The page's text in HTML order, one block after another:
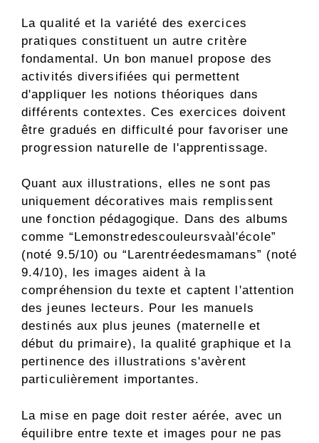
La qualité et la variété des exercices
pratiques constituent un autre critère
fondamental. Un bon manuel propose des
activités diversifiées qui permettent
d'appliquer les notions théoriques dans
différents contextes. Ces exercices doivent
être gradués en difficulté pour favoriser une
progression naturelle de l'apprentissage.
Quant aux illustrations, elles ne sont pas
uniquement décoratives mais remplissent
une fonction pédagogique. Dans des albums
comme “Lemonstredescouleursvaàl'école”
(noté 9.5/10) ou “Larentréedesmamans” (noté
9.4/10), les images aident à la
compréhension du texte et captent l'attention
des jeunes lecteurs. Pour les manuels
destinés aux plus jeunes (maternelle et
début du primaire), la qualité graphique et la
pertinence des illustrations s'avèrent
particulièrement importantes.
La mise en page doit rester aérée, avec un
équilibre entre texte et images pour ne pas